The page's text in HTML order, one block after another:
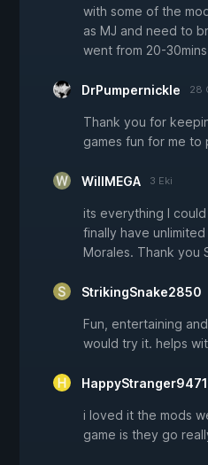
with some of the
as MJ and need to
went from 20-
DrPumpernickle 28
Thank you for
games fun for me to
WillMEGA 3 Eki
its everything I
finally have
Morales. Thank you
StrikingSnake2850
Fun, entertaining
would try it. helps
HappyStranger9471
i loved it the mods
game is they go